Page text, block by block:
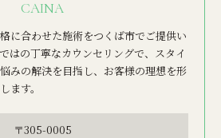
CAINA
に合わせた施術をつくば市でご提供い
はの丁寧なカウンセリングで、スタイ
みの解決を目指し、お客様の理想を形
ます。
〒305-0005